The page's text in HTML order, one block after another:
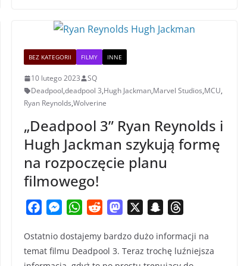
BEZ KATEGORII FILMY INNE
10 lutego 2023
SQ
Deadpool,deadpool 3,Hugh Jackman,Marvel Studios,MCU,
Ryan Reynolds,Wolverine
„Deadpool 3” Ryan Reynolds i
Hugh Jackman szykują formę
na rozpoczęcie planu
filmowego!
c
e
M
s
s
W
a
t
d
d
M
s
t
a
p
r
e
Ostatnio dostajemy bardzo dużo informacji na
temat filmu Deadpool 3. Teraz trochę luźniejsza